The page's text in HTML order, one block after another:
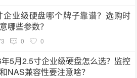
企业级硬盘哪个牌子靠谱？选购时
哪些参数？
0 0
5月2.5寸企业级硬盘怎么选？监控
NAS兼容性要注意啥？